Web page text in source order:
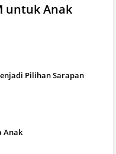
untuk Anak
Pilihan Sarapan
Anak